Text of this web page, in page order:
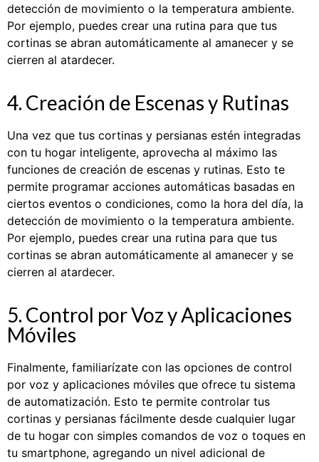
detección de movimiento o la temperatura ambiente.
Por ejemplo, puedes crear una rutina para que tus
cortinas se abran automáticamente al amanecer y se
cierren al atardecer.
4. Creación de Escenas y Rutinas
Una vez que tus cortinas y persianas estén integradas
con tu hogar inteligente, aprovecha al máximo las
funciones de creación de escenas y rutinas. Esto te
permite programar acciones automáticas basadas en
ciertos eventos o condiciones, como la hora del día, la
detección de movimiento o la temperatura ambiente.
Por ejemplo, puedes crear una rutina para que tus
cortinas se abran automáticamente al amanecer y se
cierren al atardecer.
5. Control por Voz y Aplicaciones
Móviles
Finalmente, familiarízate con las opciones de control
por voz y aplicaciones móviles que ofrece tu sistema
de automatización. Esto te permite controlar tus
cortinas y persianas fácilmente desde cualquier lugar
de tu hogar con simples comandos de voz o toques en
tu smartphone, agregando un nivel adicional de